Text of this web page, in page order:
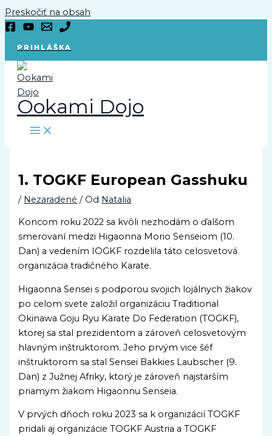
Preskočiť na obsah
PRIHLÁŠKA
Ookami Dojo
1. TOGKF European Gasshuku
/ Nezaradené / Od Natalia
Koncom roku 2022 sa kvôli nezhodám o ďalšom
smerovaní medzi Higaonna Morio Senseiom (10.
Dan) a vedením IOGKF rozdelila táto celosvetová
organizácia tradičného Karate.
Higaonna Sensei s podporou svojich lojálnych žiakov
po celom svete založil organizáciu Traditional
Okinawa Goju Ryu Karate Do Federation (TOGKF),
ktorej sa stal prezidentom a zároveň celosvetovým
hlavným inštruktorom. Jeho prvým vice šéf
inštruktorom sa stal Sensei Bakkies Laubscher (9.
Dan) z Južnej Afriky, ktorý je zároveň najstarším
priamym žiakom Higaonnu Senseia.
V prvých dňoch roku 2023 sa k organizácií TOGKF
pridali aj organizácie TOGKF Austria a TOGKF